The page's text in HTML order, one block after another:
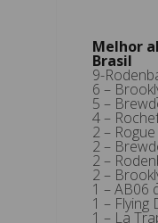
Melhor
Brasil
9-
6 –
5 –
4 –
2 –
2 –
2 –
2 –
1 – AB06
1 – Flying
1 – La